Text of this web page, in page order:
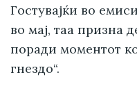
Гостувајќи во
во мај, таа призна
поради моментот
гнездо“.